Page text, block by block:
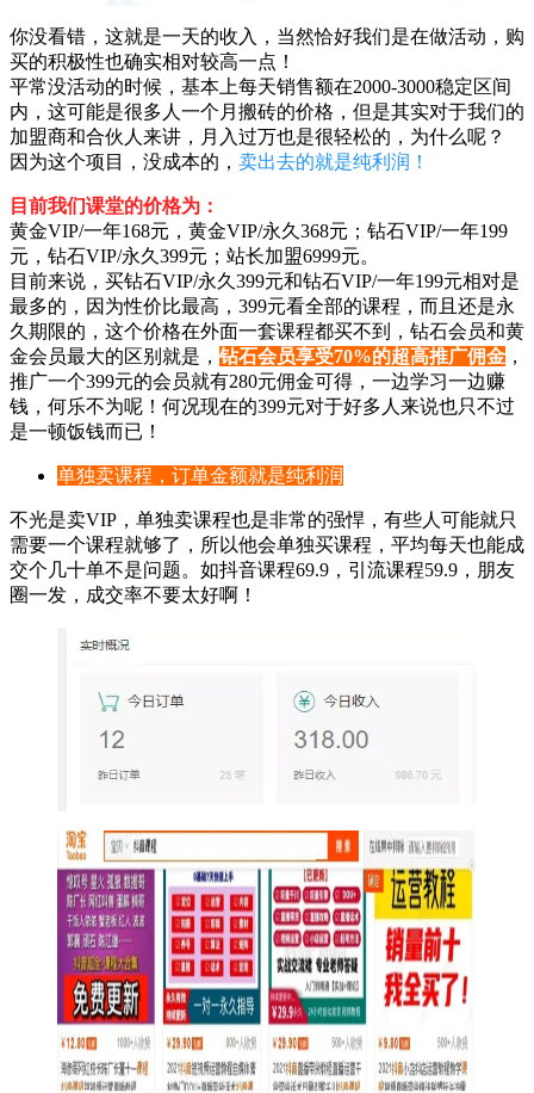
你没看错，这就是一天的收入，当然恰好我们是在做活动，购
买的积极性也确实相对较高一点！
平常没活动的时候，基本上每天销售额在2000-3000稳定区间
内，这可能是很多人一个月搬砖的价格，但是其实对于我们的
加盟商和合伙人来讲，月入过万也是很轻松的，为什么呢？
因为这个项目，没成本的， 卖出去的就是纯利润！
目前我们课堂的价格为：
黄金VIP/一年168元，黄金VIP/永久368元；钻石VIP/一年199
元，钻石VIP/永久399元；站长加盟6999元。
目前来说，买钻石VIP/永久399元和钻石VIP/一年199元相对是
最多的，因为性价比最高，399元看全部的课程，而且还是永
久期限的，这个价格在外面一套课程都买不到，钻石会员和黄
金会员最大的区别就是， 钻石会员享受70%的超高推广佣金 ，
推广一个399元的会员就有280元佣金可得，一边学习一边赚
钱，何乐不为呢！何况现在的399元对于好多人来说也只不过
是一顿饭钱而已！
单独卖课程，订单金额就是纯利润
不光是卖VIP，单独卖课程也是非常的强悍，有些人可能就只
需要一个课程就够了，所以他会单独买课程，平均每天也能成
交个几十单不是问题。如抖音课程69.9，引流课程59.9，朋友
圈一发，成交率不要太好啊！